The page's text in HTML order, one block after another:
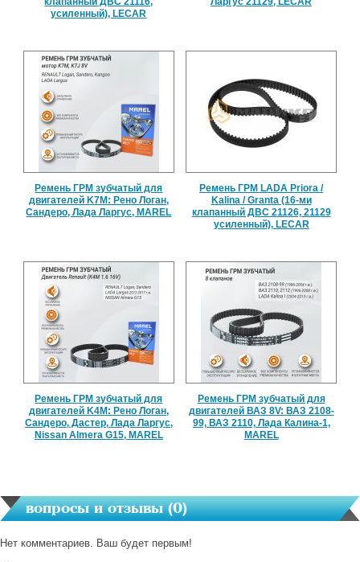
усиленный), LECAR
Ремень ГРМ зубчатый для
двигателей K7M: Рено Логан,
Сандеро, Лада Ларгус, MAREL
Ремень ГРМ LADA Priora /
Kalina / Granta (16-ми
клапанный ДВС 21126, 21129
усиленный), LECAR
Ремень ГРМ зубчатый для
двигателей K4M: Рено Логан,
Сандеро, Дастер, Лада Ларгус,
Nissan Almera G15, MAREL
Ремень ГРМ зубчатый для
двигателей ВАЗ 8V: ВАЗ 2108-
99, ВАЗ 2110, Лада Калина-1,
MAREL
вопросы и отзывы (0)
Нет комментариев. Ваш будет первым!